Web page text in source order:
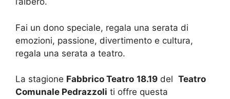
Fai un dono speciale, regala una serata di
emozioni, passione, divertimento e cultura,
regala una serata a teatro.
La stagione Fabbrico Teatro 18.19 del Teatro
Comunale Pedrazzoli ti offre questa